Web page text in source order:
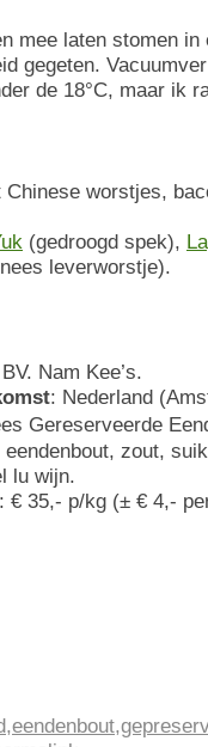
mee laten stomen
gegeten.
de 18°C, maar ik
worstjes,
(gedroogd spek),
leverworstje).
Nam Kee’s.
: Nederland
Gereserveerde
eendenbout, zout,
lu wijn.
: € 35,- p/kg (± € 4,-
,eendenbout,